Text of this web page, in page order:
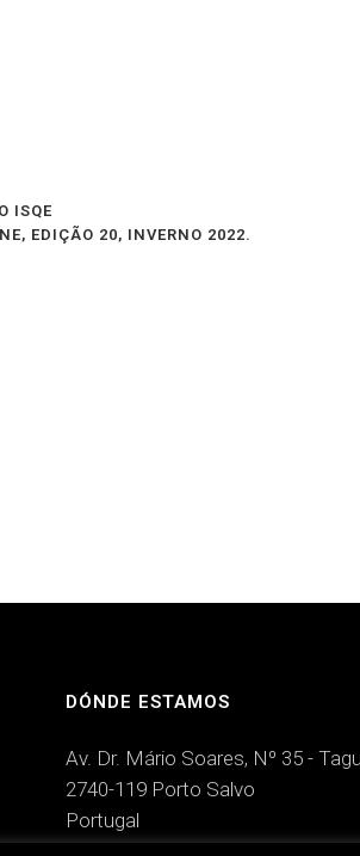
ISQE
EDIÇÃO 20, INVERNO 2022.
DÓNDE ESTAMOS
Av. Dr. Mário Soares, Nº 35 -
2740-119 Porto Salvo
Portugal